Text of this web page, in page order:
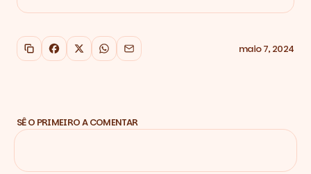
Copiar link
Facebook
X WhatsApp
Email maio 7, 2024
SÊ O PRIMEIRO A COMENTAR